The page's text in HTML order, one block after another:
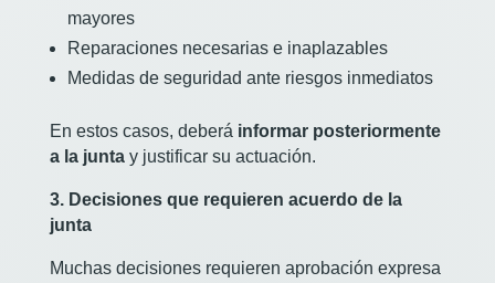
mayores
Reparaciones necesarias e inaplazables
Medidas de seguridad ante riesgos inmediatos
En estos casos, deberá informar posteriormente
a la juntay justificar su actuación.
3. Decisiones que requieren acuerdo de la
junta
Muchas decisiones requieren aprobación expresa